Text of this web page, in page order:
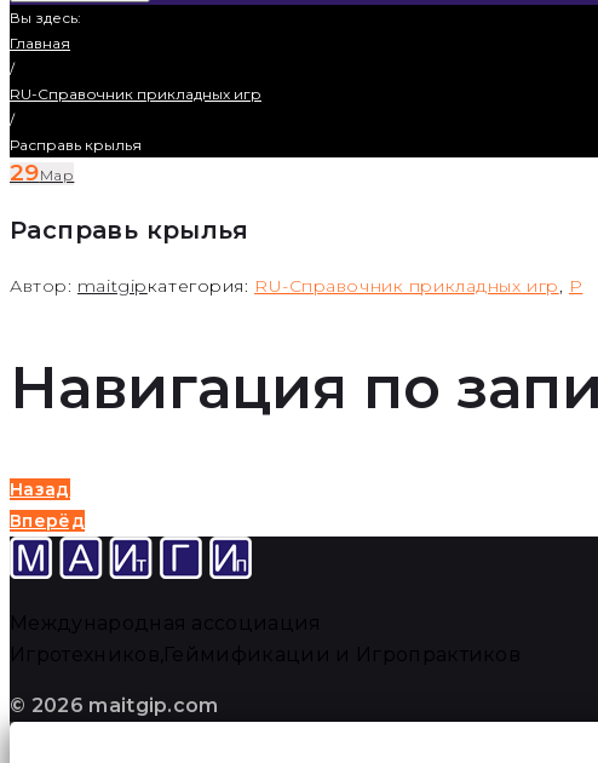
Вы здесь:
Главная
/
RU-Справочник прикладных игр
/
Расправь крылья
29Мар
Расправь крылья
Автор: maitgipкатегория: RU-Справочник прикладных игр, Р
Навигация по
Назад
Вперёд
Международная ассоциация
Игротехников,Геймификации и Игропрактиков
© 2026 maitgip.com